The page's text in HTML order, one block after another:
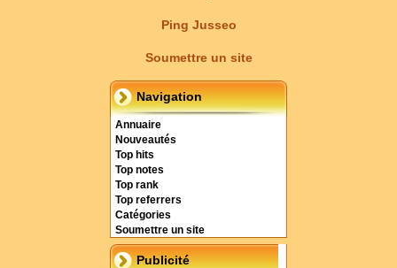
Ping Jusseo
Soumettre un site
Navigation
Annuaire
Nouveautés
Top hits
Top notes
Top rank
Top referrers
Catégories
Soumettre un site
Publicité